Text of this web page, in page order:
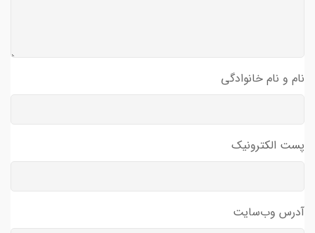
نام و نام خانوادگی
پست الکترونیک
آدرس وب‌سایت